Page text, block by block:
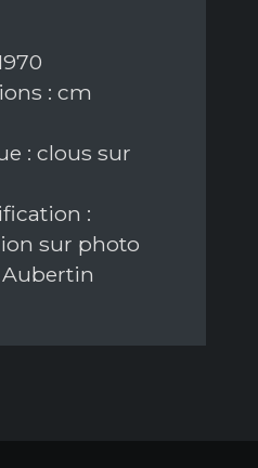
: cm
: clous sur
:
sur photo